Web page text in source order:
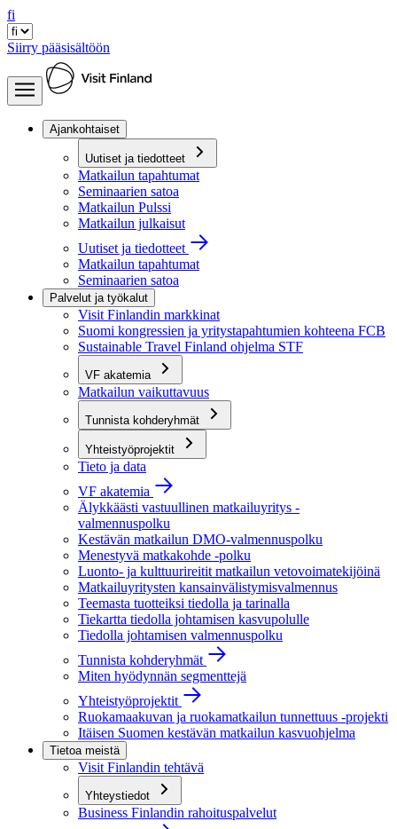
fi
Siirry pääsisältöön
Ajankohtaiset
Uutiset ja tiedotteet
Matkailun tapahtumat
Seminaarien satoa
Matkailun Pulssi
Matkailun julkaisut
Uutiset ja tiedotteet
Matkailun tapahtumat
Seminaarien satoa
Palvelut ja työkalut
Visit Finlandin markkinat
Suomi kongressien ja yritystapahtumien kohteena FCB
Sustainable Travel Finland ohjelma STF
VF akatemia
Matkailun vaikuttavuus
Tunnista kohderyhmät
Yhteistyöprojektit
Tieto ja data
VF akatemia
Älykkäästi vastuullinen matkailuyritys -
valmennuspolku
Kestävän matkailun DMO-valmennuspolku
Menestyvä matkakohde -polku
Luonto- ja kulttuurireitit matkailun vetovoimatekijöinä
Matkailuyritysten kansainvälistymisvalmennus
Teemasta tuotteiksi tiedolla ja tarinalla
Tiekartta tiedolla johtamisen kasvupolulle
Tiedolla johtamisen valmennuspolku
Tunnista kohderyhmät
Miten hyödynnän segmenttejä
Yhteistyöprojektit
Ruokamaakuvan ja ruokamatkailun tunnettuus -projekti
Itäisen Suomen kestävän matkailun kasvuohjelma
Tietoa meistä
Visit Finlandin tehtävä
Yhteystiedot
Business Finlandin rahoituspalvelut